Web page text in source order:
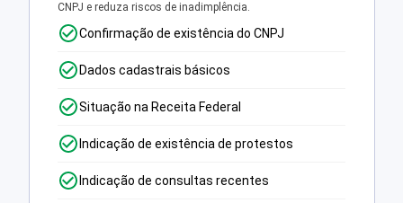
CNPJ e reduza riscos de inadimplência.
Confirmação de existência do CNPJ
Dados cadastrais básicos
Situação na Receita Federal
Indicação de existência de protestos
Indicação de consultas recentes